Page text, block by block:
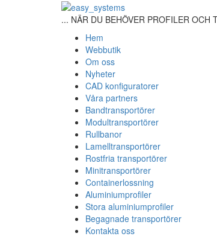
... NÄR DU BEHÖVER PROFILER OCH
Hem
Webbutik
Om oss
Nyheter
CAD konfiguratorer
Våra partners
Bandtransportörer
Modultransportörer
Rullbanor
Lamelltransportörer
Rostfria transportörer
Minitransportörer
Containerlossning
Aluminiumprofiler
Stora aluminiumprofiler
Begagnade transportörer
Kontakta oss